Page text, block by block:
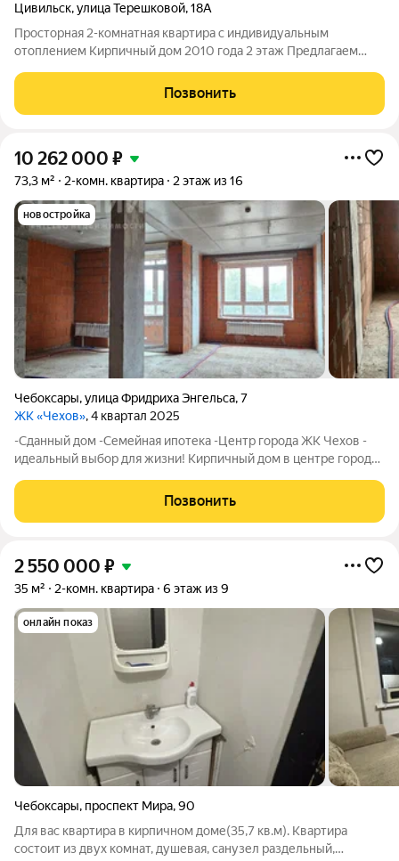
Цивильск,улица Терешковой,18А
Просторная 2-комнатная квартира с индивидуальным
отоплением Кирпичный дом 2010 года 2 этаж Предлагаем
квартиру с индивидуальным отоплением на 2 этаже
современного кирпичного дома (2010 года
Позвонить
10 262 000 ₽
73,3 м² 2-комн. квартира 2 этаж из 16
новостройка
Чебоксары,улица Фридриха Энгельса,7
ЖК «Чехов», 4 квартал 2025
-Сданный дом -Семейная ипотека -Центр города ЖК Чехов -
идеальный выбор для жизни! Кирпичный дом в центре города!
закрытая территория ЖК! Квартира проходит под семейную
Позвонить
2 550 000 ₽
35 м² 2-комн. квартира 6 этаж из 9
онлайн показ
Чебоксары, проспект Мира,90
Для вас квартира в кирпичном доме(35,7 кв.м). Квартира
состоит из двух комнат, душевая, санузел раздельный,